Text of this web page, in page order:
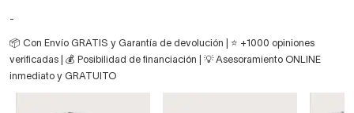
-
📦 Con Envío GRATIS y Garantía de devolución | ⭐ +1000 opiniones
verificadas | 💰 Posibilidad de financiación | 💡 Asesoramiento ONLINE
inmediato y GRATUITO